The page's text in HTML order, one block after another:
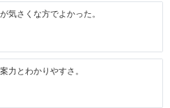
気さくな方でよかった。
力とわかりやすさ。